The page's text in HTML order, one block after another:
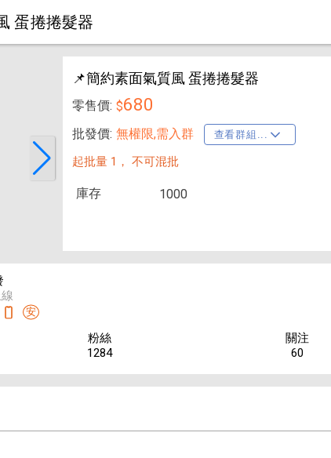
蛋捲捲髮器
📌簡約素面氣質風 蛋捲捲髮器
零售價: $680
批發價: 無權限,需入群 查看群組...
起批量 1， 不可混批
庫存 1000
安
粉絲
1284
關注
60